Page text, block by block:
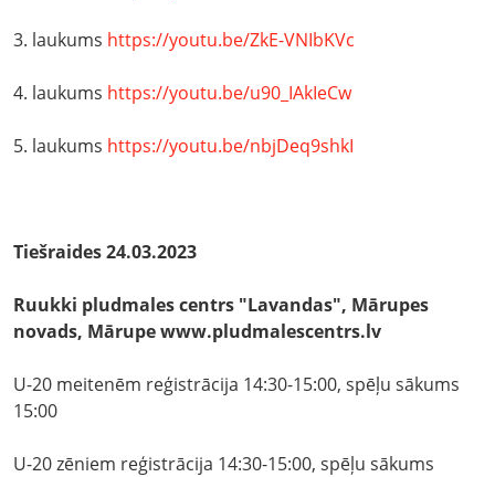
3. laukums https://youtu.be/ZkE-VNIbKVc
4. laukums https://youtu.be/u90_IAkIeCw
5. laukums https://youtu.be/nbjDeq9shkI
Tiešraides 24.03.2023
Ruukki pludmales centrs "Lavandas", Mārupes
novads, Mārupe www.pludmalescentrs.lv
U-20 meitenēm reģistrācija 14:30-15:00, spēļu sākums
15:00
U-20 zēniem reģistrācija 14:30-15:00, spēļu sākums